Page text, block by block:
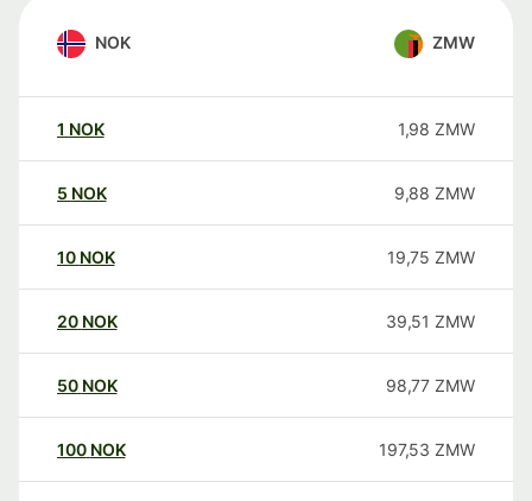
NOK ZMW
1 NOK 1,98 ZMW
5 NOK 9,88 ZMW
10 NOK 19,75 ZMW
20 NOK 39,51 ZMW
50 NOK 98,77 ZMW
100 NOK 197,53 ZMW